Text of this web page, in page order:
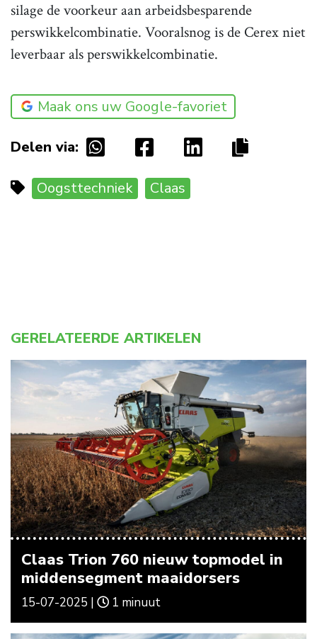
silage de voorkeur aan arbeidsbesparende
perswikkelcombinatie. Vooralsnog is de Cerex niet
leverbaar als perswikkelcombinatie.
Maak ons uw Google-favoriet
Delen via:
Oogsttechniek Claas
GERELATEERDE ARTIKELEN
Claas Trion 760 nieuw topmodel in
middensegment maaidorsers
15-07-2025 | 1 minuut